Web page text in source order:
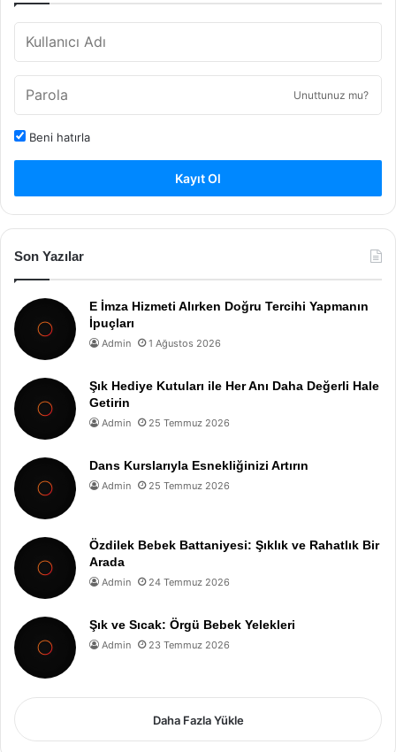
Unuttunuz mu?
Beni hatırla
Kayıt Ol
Son Yazılar
E İmza Hizmeti Alırken Doğru Tercihi Yapmanın
İpuçları
Admin 1 Ağustos 2026
Şık Hediye Kutuları ile Her Anı Daha Değerli Hale
Getirin
Admin 25 Temmuz 2026
Dans Kurslarıyla Esnekliğinizi Artırın
Admin 25 Temmuz 2026
Özdilek Bebek Battaniyesi: Şıklık ve Rahatlık Bir
Arada
Admin 24 Temmuz 2026
Şık ve Sıcak: Örgü Bebek Yelekleri
Admin 23 Temmuz 2026
Daha Fazla Yükle